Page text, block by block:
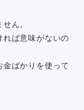
ん。
れば意味がないの
ばかりを使って